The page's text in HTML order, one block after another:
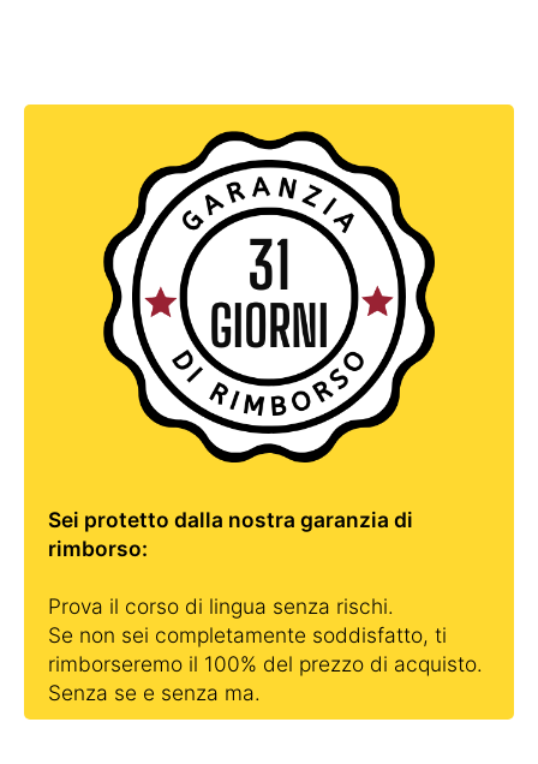
Sei protetto dalla nostra garanzia di
rimborso:
Prova il corso di lingua senza rischi.
Se non sei completamente soddisfatto, ti
rimborseremo il 100% del prezzo di acquisto.
Senza se e senza ma.